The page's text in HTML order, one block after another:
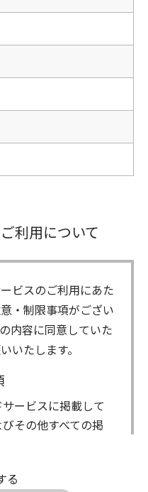
利用について
ビスのご利用にあた
・制限事項がござい
内容に同意していた
いたします。
ービスに掲載して
その他すべての掲
た取扱説明書は、
る